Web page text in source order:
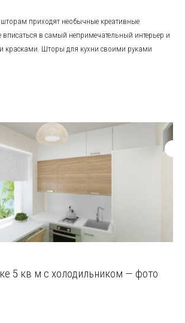
приходят необычные креативные
вписаться в самый непримечательный интерьер и
красками. Шторы для кухни своими руками
5 кв м с холодильником — фото